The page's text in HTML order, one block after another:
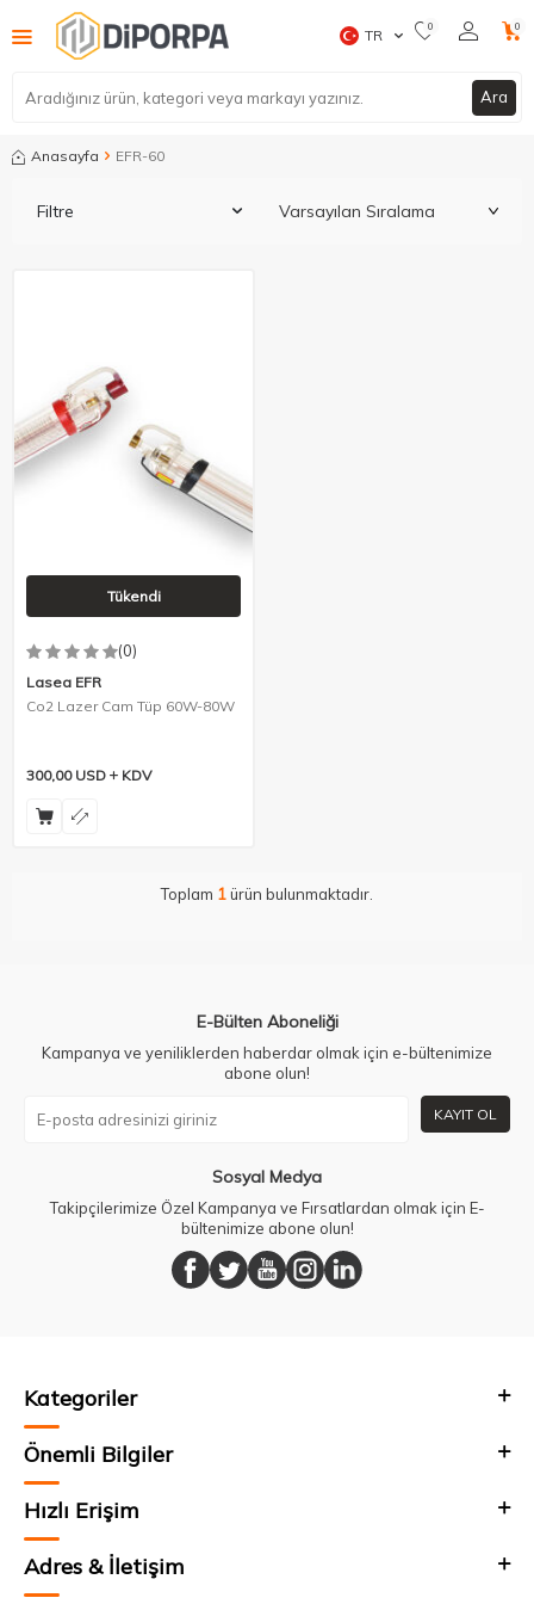
Ara
TR 0 0
Anasayfa EFR-60
Filtre
Tükendi
(0)
Lasea EFR
Co2 Lazer Cam Tüp 60W-80W
300,00USD KDV
Toplam 1ürün bulunmaktadır.
E-Bülten Aboneliği
Kampanya ve yeniliklerden haberdar olmak için e-bültenimize
abone olun!
KAYIT OL
Sosyal Medya
Takipçilerimize Özel Kampanya ve Fırsatlardan olmak için E-
bültenimize abone olun!
Kategoriler
Önemli Bilgiler
Hızlı Erişim
Adres & İletişim